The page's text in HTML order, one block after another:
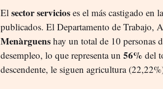
El sector servicios es el más castigado en
publicados. El Departamento de Trabajo,
Menàrguens hay un total de 10 personas
desempleo, lo que representa un 56% del
descendente, le siguen agricultura